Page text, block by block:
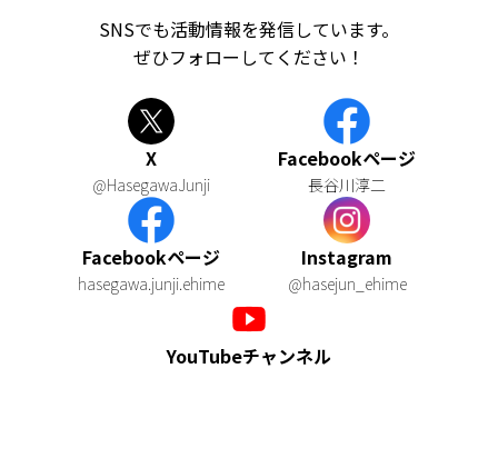
SNSでも活動情報を発信しています。
ぜひフォローしてください！
X
@HasegawaJunji
Facebookページ
長谷川淳二
Facebookページ
hasegawa.junji.ehime
Instagram
@hasejun_ehime
YouTubeチャンネル